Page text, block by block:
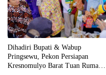
Dihadiri Bupati & Wabup
Pringsewu, Pekon Persiapan
Kresnomulyo Barat Tuan Rumah